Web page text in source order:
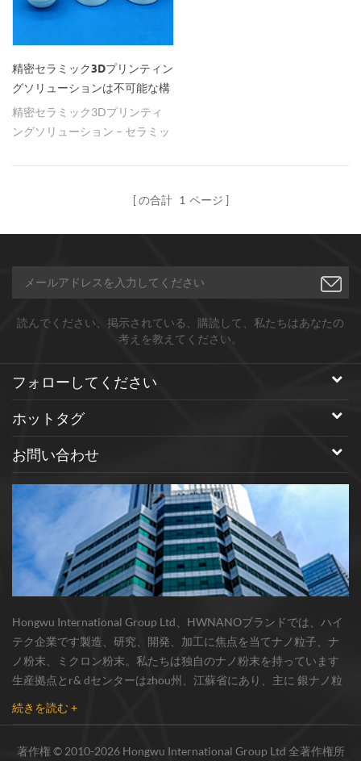
精密セラミック3Dプリンティン
グソリューションは不可能な構
造を現実にする
精密セラミック3Dプリンティ
ングソリューション – セラミッ
修復から航空宇宙グレードの高
3Dプリンティングは、不可能
の合計 1 ページ
読んでください、掲示されている、購読して、私たちはあなたの
考えを教えてください。
フォローしてください
ホットタグ
お問い合わせ
Hongwu International Group Ltd、HWNANOブランドでは、ハイ
テク企業です製造、研究、開発、加工に焦点を当てナノ粒子、ナ
ノ粉末、ミクロン粉末。私たちは独自のナノ粉末を持っています
生産拠点とr& dセンターはzhou州、江蘇省にあり、主に 銀ナノ粒
子 、 銅ナノ粒子 、 炭化ケイ素ウィスカー/粉末 、 カーボンナノチ
ューブ 、 グラフェン 、 酸化アルミニウムナノ粒子 、 窒化ケイ素
体向けの大量注文 我々はよく知られた研究に密接に協力した大
続きを読む +
著作権 © 2010-2026 Hongwu International Group Ltd 全著作権所